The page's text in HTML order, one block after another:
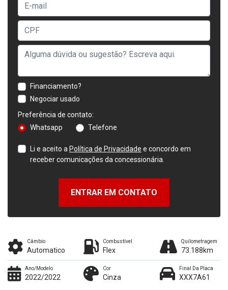
Financiamento?
Negociar usado
Preferência de contato:
Whatsapp
Telefone
Li e aceito a Política de Privacidade e concordo em
receber comunicações da concessionária.
ENTRAR EM CONTATO
Câmbio
Automatico
Combustível
Flex
Quilometragem
73.188km
Ano/Modelo
2022/2022
Cor
Cinza
Final Da Placa
XXX7A61